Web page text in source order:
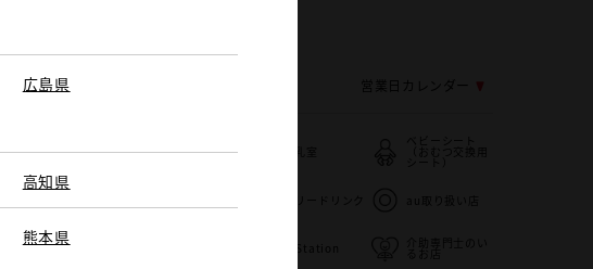
広島県
高知県
熊本県
営業日カレンダー
AED フラットフロア
ベビーシート
（おむつ交換用
車検・整備・メ
ンテナンス取扱 G-Station るお店